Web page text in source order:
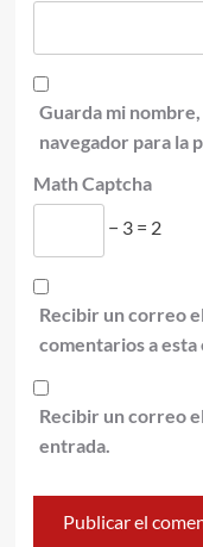
Guarda mi
navegador para la
Math Captcha
− 3 = 2
Recibir un correo
comentarios a esta
Recibir un correo
entrada.